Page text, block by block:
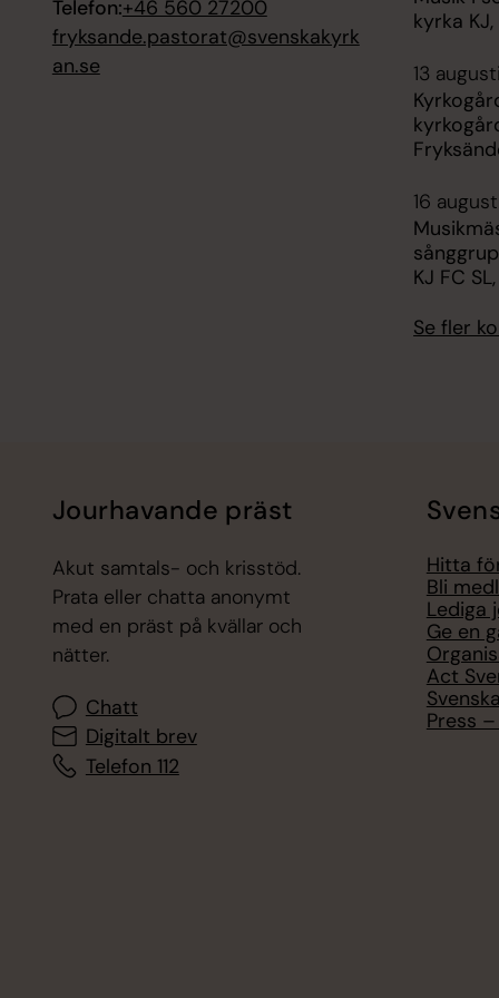
Telefon:+46 560 27200
fryksande.pastorat@svenskakyrk
an.se
kyrka
13
16
KJ FC
Se fler
Jourhavande präst
Akut samtals- och krisstöd.
Prata eller chatta anonymt
med en präst på kvällar och
nätter.
Chatt
Digitalt brev
Telefon 112
Hitta
Bli
Lediga
Ge en
Act
Press